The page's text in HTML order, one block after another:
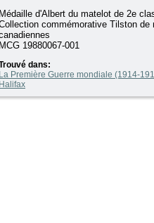
Médaille d'Albert du matelot de 2e
commémorative Tilston de
MCG 19880067-001
dans:
La Première Guerre mondiale (1914-
Halifax